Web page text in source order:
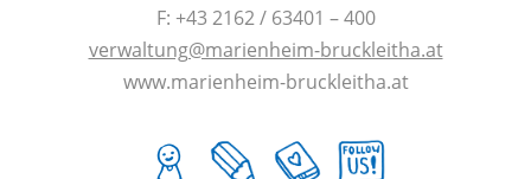
F: +43 2162 / 63401 – 400
verwaltung@marienheim-bruckleitha.at
www.marienheim-bruckleitha.at